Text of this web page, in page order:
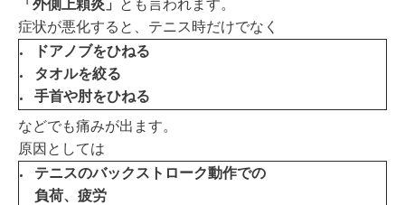
「外側上顆炎」
とも言われます。
症状が悪化すると、テニス時だけでなく
ドアノブをひねる
タオルを絞る
手首や肘をひねる
などでも痛みが出ます。
原因としては
テニスのバックストローク動作での
負荷、疲労